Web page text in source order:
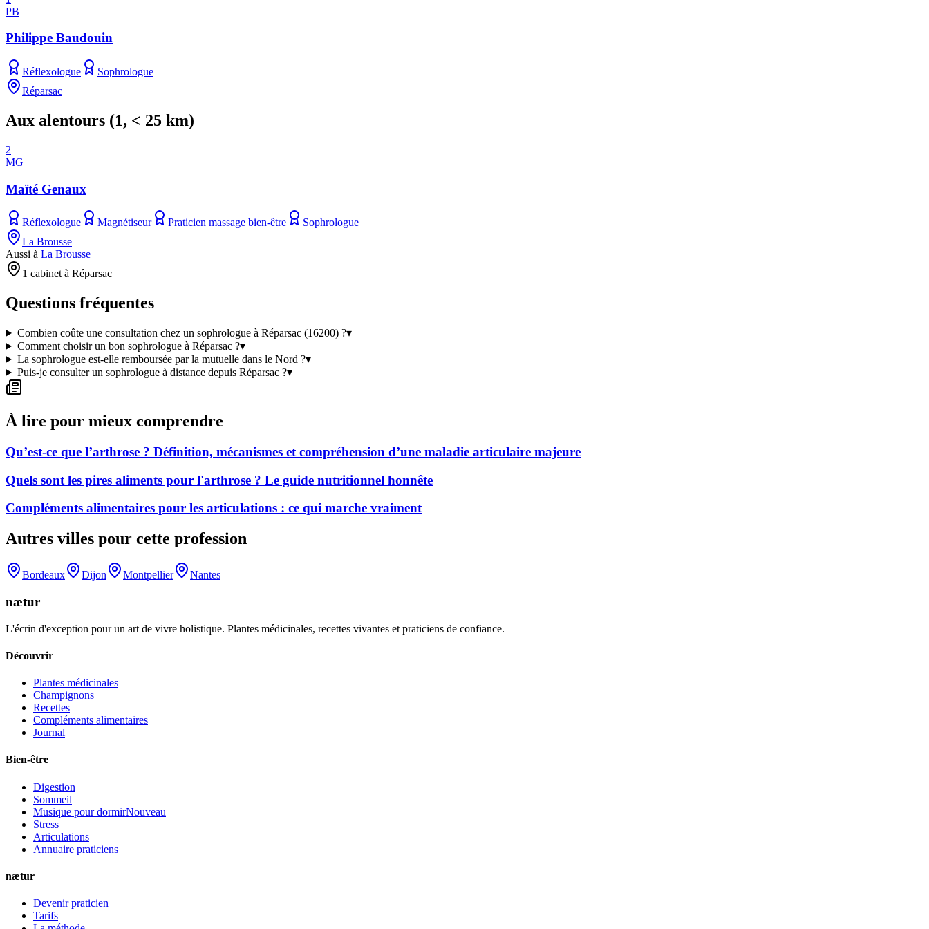
PB
Philippe Baudouin
Réflexologue
Sophrologue
Réparsac
Aux alentours (1, < 25 km)
2
MG
Maïté Genaux
Réflexologue Magnétiseur Praticien massage bien-être
Sophrologue
La Brousse
Aussi à La Brousse
1 cabinet à Réparsac
Questions fréquentes
Combien coûte une consultation chez un sophrologue à Réparsac (16200) ?▾
Comment choisir un bon sophrologue à Réparsac ?▾
La sophrologue est-elle remboursée par la mutuelle dans le Nord ?▾
Puis-je consulter un sophrologue à distance depuis Réparsac ?▾
À lire pour mieux comprendre
Qu’est-ce que l’arthrose ? Définition, mécanismes et compréhension d’une maladie articulaire majeure
Quels sont les pires aliments pour l'arthrose ? Le guide nutritionnel honnête
Compléments alimentaires pour les articulations : ce qui marche vraiment
Autres villes pour cette profession
Bordeaux Dijon Montpellier Nantes
nætur
L'écrin d'exception pour un art de vivre holistique. Plantes médicinales, recettes vivantes et praticiens de confiance.
Découvrir
Plantes médicinales
Champignons
Recettes
Compléments alimentaires
Journal
Bien-être
Digestion
Sommeil
Musique pour dormirNouveau
Stress
Articulations
Annuaire praticiens
nætur
Devenir praticien
Tarifs